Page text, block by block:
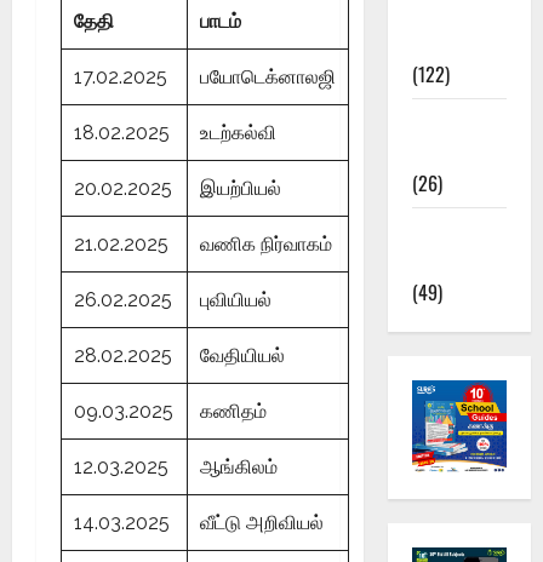
தேதி பாடம்
17.02.2025 பயோடெக்னாலஜி
18.02.2025 உடற்கல்வி
20.02.2025 இயற்பியல்
21.02.2025 வணிக நிர்வாகம்
26.02.2025 புவியியல்
28.02.2025 வேதியியல்
09.03.2025 கணிதம்
12.03.2025 ஆங்கிலம்
14.03.2025 வீட்டு அறிவியல்
(122)
(26)
(49)